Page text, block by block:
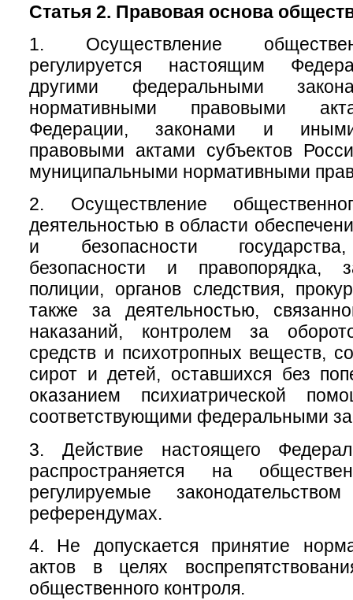
Статья 2. Правовая основа
1. Осуществление
регулируется настоящим
другими федеральными
нормативными правовыми
Федерации, законами и
правовыми актами субъектов
муниципальными нормативными
2. Осуществление
деятельностью в области
и безопасности
безопасности и правопорядка,
полиции, органов следствия,
также за деятельностью,
наказаний, контролем за
средств и психотропных веществ,
сирот и детей, оставшихся без
оказанием психиатрической
соответствующими федеральными
3. Действие настоящего
распространяется на
регулируемые
референдумах.
4. Не допускается принятие
актов в целях
общественного контроля.